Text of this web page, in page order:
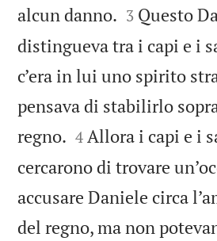
alcun danno. 

3 Questo
distingueva tra i capi e i
c’era in lui uno spirito
pensava di stabilirlo
regno. 

4 Allora i capi e i
cercarono di trovare
accusare Daniele circa
del regno, ma non